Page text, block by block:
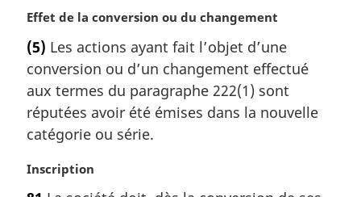
N
t
e
m
a
g
n
Effet de la conversion ou du changement
(5) Les actions ayant fait l’objet d’une
conversion ou d’un changement effectué
aux termes du paragraphe 222(1) sont
réputées avoir été émises dans la nouvelle
catégorie ou série.
N
Inscription